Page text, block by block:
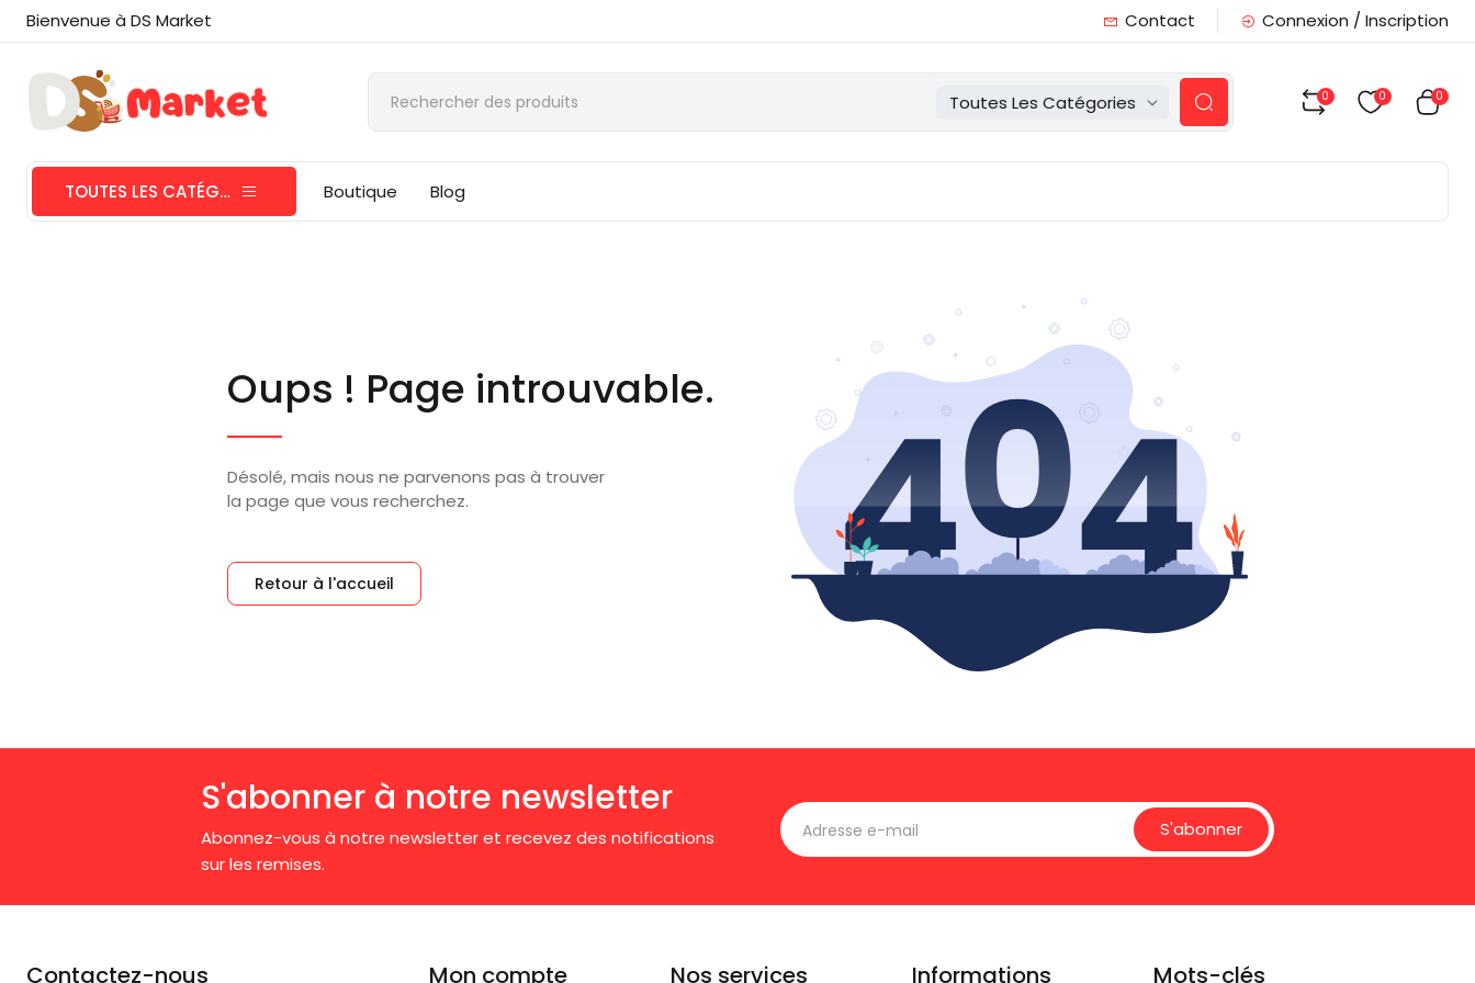
Bienvenue à DS Market Contact Connexion / Inscription
Toutes Les Catégories 0 0 0
TOUTES LES CATÉGORIES Boutique Blog
Oups ! Page introuvable.
Désolé, mais nous ne parvenons pas à trouver
la page que vous recherchez.
Retour à l'accueil
S'abonner à notre newsletter
Abonnez-vous à notre newsletter et recevez des notifications
sur les remises.
S'abonner
Contactez-nous Mon compte Nos services Informations Mots-clés